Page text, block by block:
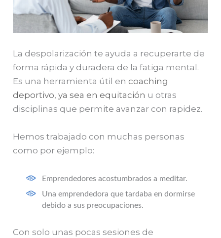
La despolarización te ayuda a recuperarte de
forma rápida y duradera de la fatiga mental.
Es una herramienta útil encoaching
deportivo, ya sea en equitación u otras
disciplinas que permite avanzar con rapidez.
Hemos trabajado con muchas personas
como por ejemplo:
Emprendedores acostumbrados a meditar.
Una emprendedora que tardaba en dormirse
debido a sus preocupaciones.
Con solo unas pocas sesiones de